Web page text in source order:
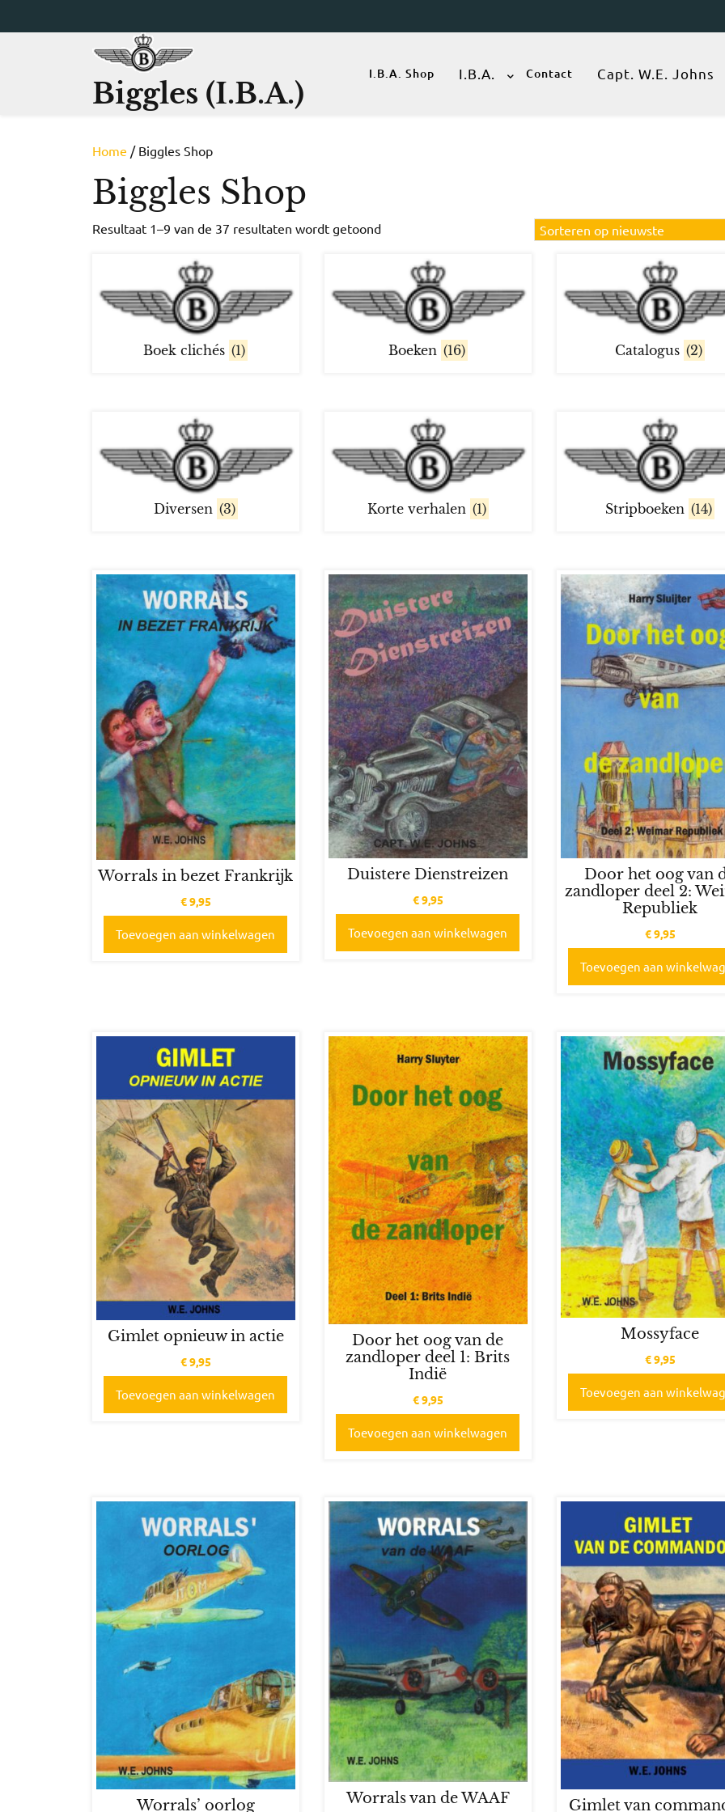
naar
Biggles (I.B.A.)
I.B.A. Shop I.B.A. Contact Capt. W.E. Johns
Home / Biggles Shop
Biggles Shop
Resultaat 1–9 van de 37 resultaten wordt getoondGesorteerd
nieuwste
Boek clichés (1) Boeken (16) Catalogus (2)
Diversen (3) Korte verhalen (1) Stripboeken (14)
Worrals in bezet Frankrijk
€9,95
Toevoegen aan winkelwagen
Duistere Dienstreizen
€9,95
Toevoegen aan winkelwagen
Door het oog van
zandloper deel 2:
Republiek
€9,95
Toevoegen aan
Gimlet opnieuw in actie
€9,95
Toevoegen aan winkelwagen
Door het oog van de
zandloper deel 1: Brits
Indië
€9,95
Toevoegen aan winkelwagen
Mossyface
€9,95
Toevoegen aan
Worrals’ oorlog Worrals van de WAAF Gimlet van